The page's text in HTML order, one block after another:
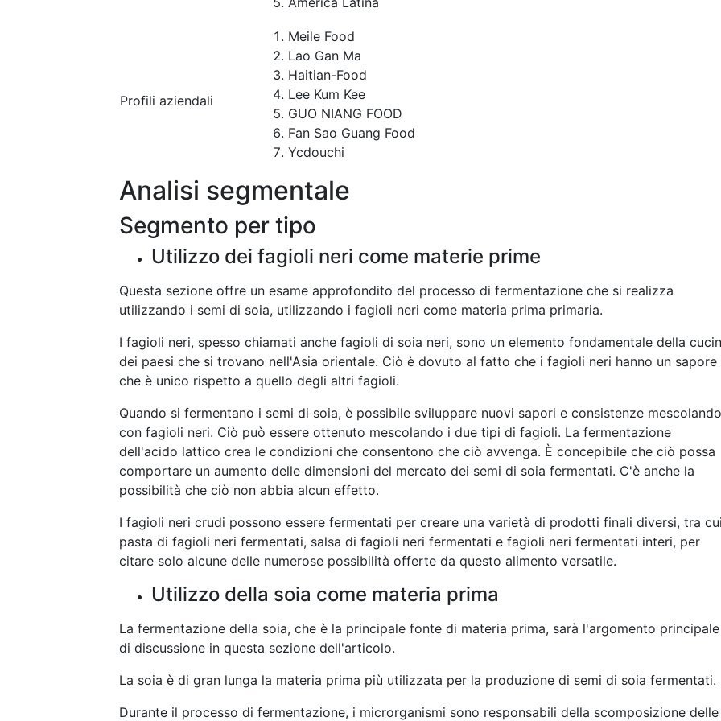
Profili aziendali
Meile Food
Lao Gan Ma
Haitian-Food
Lee Kum Kee
GUO NIANG FOOD
Fan Sao Guang Food
Ycdouchi
Analisi segmentale
Segmento per tipo
Utilizzo dei fagioli neri come materie prime
Questa sezione offre un esame approfondito del processo di fermentazione che si realizza
utilizzando i semi di soia, utilizzando i fagioli neri come materia prima primaria.
I fagioli neri, spesso chiamati anche fagioli di soia neri, sono un elemento fondamentale della
dei paesi che si trovano nell'Asia orientale. Ciò è dovuto al fatto che i fagioli neri hanno un sapore
che è unico rispetto a quello degli altri fagioli.
Quando si fermentano i semi di soia, è possibile sviluppare nuovi sapori e consistenze
con fagioli neri. Ciò può essere ottenuto mescolando i due tipi di fagioli. La fermentazione
dell'acido lattico crea le condizioni che consentono che ciò avvenga. È concepibile che ciò possa
comportare un aumento delle dimensioni del mercato dei semi di soia fermentati. C'è anche la
possibilità che ciò non abbia alcun effetto.
I fagioli neri crudi possono essere fermentati per creare una varietà di prodotti finali diversi, tra
pasta di fagioli neri fermentati, salsa di fagioli neri fermentati e fagioli neri fermentati interi, per
citare solo alcune delle numerose possibilità offerte da questo alimento versatile.
Utilizzo della soia come materia prima
La fermentazione della soia, che è la principale fonte di materia prima, sarà l'argomento principale
di discussione in questa sezione dell'articolo.
La soia è di gran lunga la materia prima più utilizzata per la produzione di semi di soia fermentati.
Durante il processo di fermentazione, i microrganismi sono responsabili della scomposizione delle